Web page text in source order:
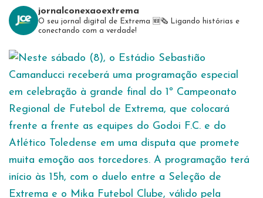
jornalconexaoextrema
O seu jornal digital de Extrema 🆕️🗞 Ligando histórias e
conectando com a verdade!